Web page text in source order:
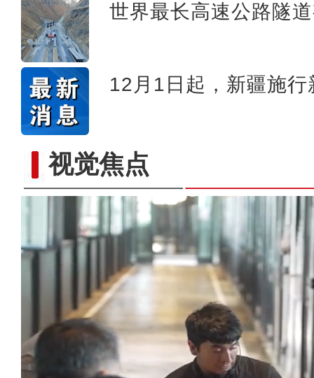
世界最长高速公路隧
12月1日起，新疆施
视觉焦点侨乡故事 | 阿迪拉：我的十